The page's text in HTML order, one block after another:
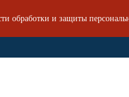
обработки и защиты